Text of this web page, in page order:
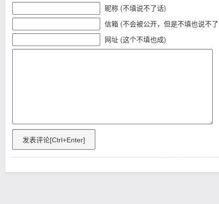
昵称 (不填说不了话)
信箱 (不会被公开，但是不填也说不
网址 (这个不填也成)